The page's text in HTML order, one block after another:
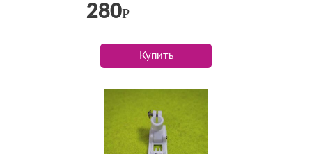
280Р
Купить